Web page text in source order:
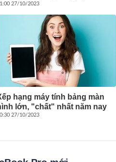
Vũ Anh Tú: “Chúng tôi đã
bị từ hơn 10 năm trước”
27/10/2023
hạng máy tính bảng màn
lớn, "chất" nhất năm nay
27/10/2023